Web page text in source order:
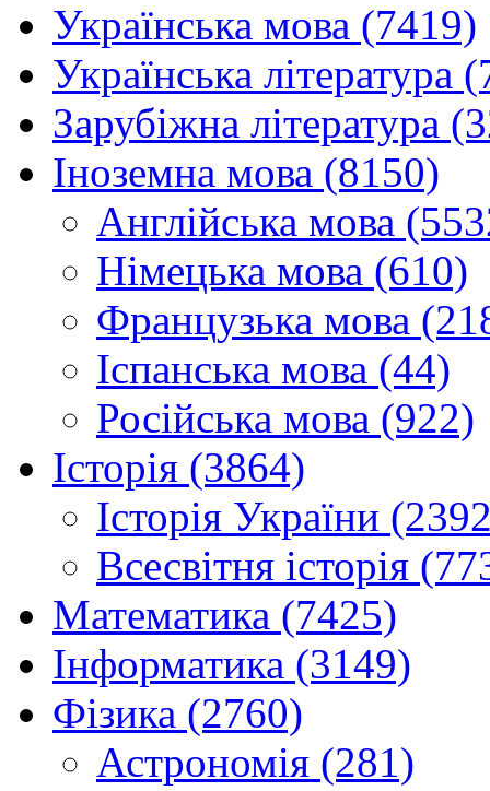
Українська мова (7419)
Українська література
Зарубіжна література
Іноземна мова (8150)
Англійська мова
Німецька мова (610)
Французька мова
Іспанська мова (44)
Російська мова (922)
Історія (3864)
Історія України
Всесвітня історія
Математика (7425)
Інформатика (3149)
Фізика (2760)
Астрономія (281)